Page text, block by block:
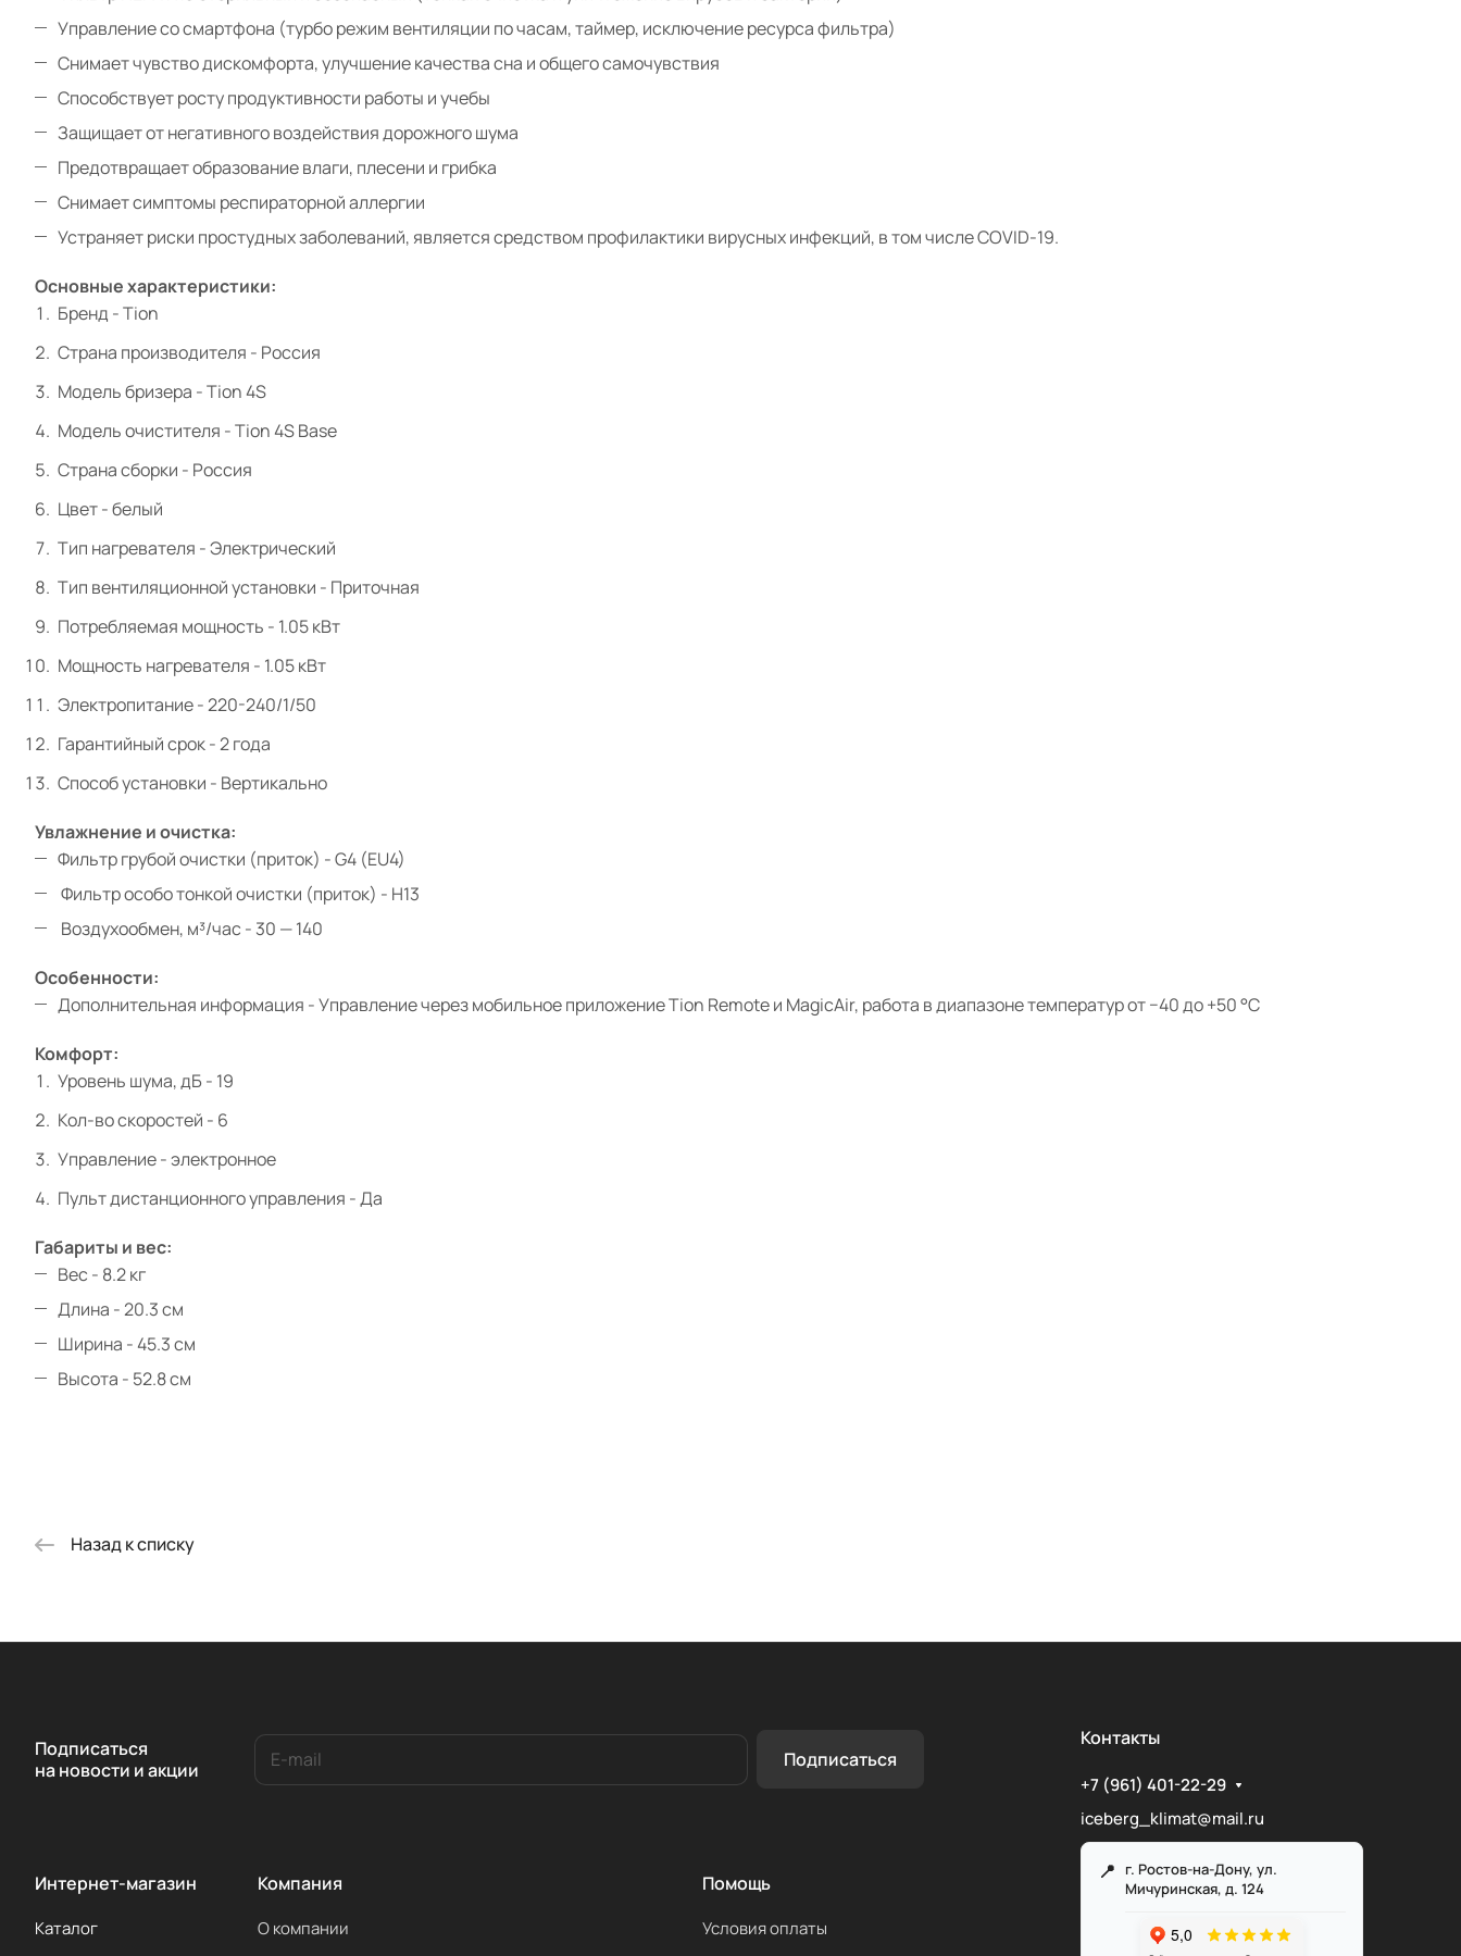
Управление со смартфона (турбо режим вентиляции по часам, таймер, исключение ресурса фильтра)
Снимает чувство дискомфорта, улучшение качества сна и общего самочувствия
Способствует росту продуктивности работы и учебы
Защищает от негативного воздействия дорожного шума
Предотвращает образование влаги, плесени и грибка
Снимает симптомы респираторной аллергии
Устраняет риски простудных заболеваний, является средством профилактики вирусных инфекций, в том числе COVID-19.
Основные характеристики:
Бренд - Tion
Страна производителя - Россия
Модель бризера - Tion 4S
Модель очистителя - Tion 4S Base
Страна сборки - Россия
Цвет - белый
Тип нагревателя - Электрический
Тип вентиляционной установки - Приточная
Потребляемая мощность - 1.05 кВт
Мощность нагревателя - 1.05 кВт
Электропитание - 220-240/1/50
Гарантийный срок - 2 года
Способ установки - Вертикально
Увлажнение и очистка:
Фильтр грубой очистки (приток) - G4 (EU4)
Фильтр особо тонкой очистки (приток) - H13
Воздухообмен, м³/час - 30 — 140
Особенности:
Дополнительная информация - Управление через мобильное приложение Tion Remote и MagicAir, работа в диапазоне температур от −40 до +50 °С
Комфорт:
Уровень шума, дБ - 19
Кол-во скоростей - 6
Управление - электронное
Пульт дистанционного управления - Да
Габариты и вес:
Вес - 8.2 кг
Длина - 20.3 см
Ширина - 45.3 см
Высота - 52.8 см
Назад к списку
Подписаться
на новости и акции
Подписаться
Интернет-магазин
Каталог
Компания
О компании
Помощь
Условия оплаты
Контакты
+7 (961) 401-22-29
iceberg_klimat@mail.ru
г. Ростов-на-Дону, ул.
Мичуринская, д. 124